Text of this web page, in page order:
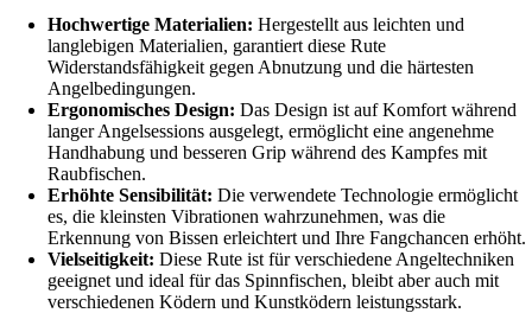
Hochwertige Materialien: Hergestellt aus leichten und
langlebigen Materialien, garantiert diese Rute
Widerstandsfähigkeit gegen Abnutzung und die härtesten
Angelbedingungen.
Ergonomisches Design: Das Design ist auf Komfort während
langer Angelsessions ausgelegt, ermöglicht eine angenehme
Handhabung und besseren Grip während des Kampfes mit
Raubfischen.
Erhöhte Sensibilität: Die verwendete Technologie ermöglicht
es, die kleinsten Vibrationen wahrzunehmen, was die
Erkennung von Bissen erleichtert und Ihre Fangchancen erhöht.
Vielseitigkeit: Diese Rute ist für verschiedene Angeltechniken
geeignet und ideal für das Spinnfischen, bleibt aber auch mit
verschiedenen Ködern und Kunstködern leistungsstark.